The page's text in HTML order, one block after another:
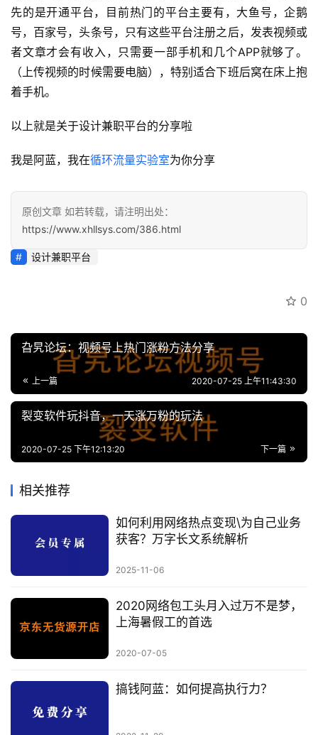
先的是开通平台，目前热门的平台主要有，大鱼号，企鹅
号，百家号，头条号，只有这些平台注册之后，发表视频或
者文章才会有收入，只需要一部手机和几个APP就够了。
（上传视频的时候需要电脑），特别适合下班后窝在床上抱
着手机。
以上就是关于设计兼职平台的分享啦
我是阿蓝，我在循环流量实验室为你分享
原创文章 如若转载，请注明出处：
https://www.xhllsys.com/386.html
设计兼职平台
0
旮旯论坛：视频号上热门涨粉方法分享
上一篇 2020-07-25 上午11:43:30
裂变软件玩抖音，一天涨万粉的玩法
下一篇
2020-07-25 下午12:13:20
相关推荐
如何利用网络热点变现\为自己业务
获客？万字长文系统解析
2025-11-06
2020网络包工头月入过万不是梦，
上海暑假工的首选
2020-07-05
搞钱阿蓝：如何提高执行力？